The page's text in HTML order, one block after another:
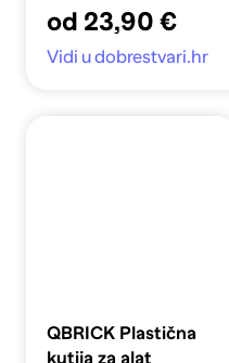
od 23,90 €
Vidi u dobrestvari.hr
QBRICK Plastična
kutija za alat